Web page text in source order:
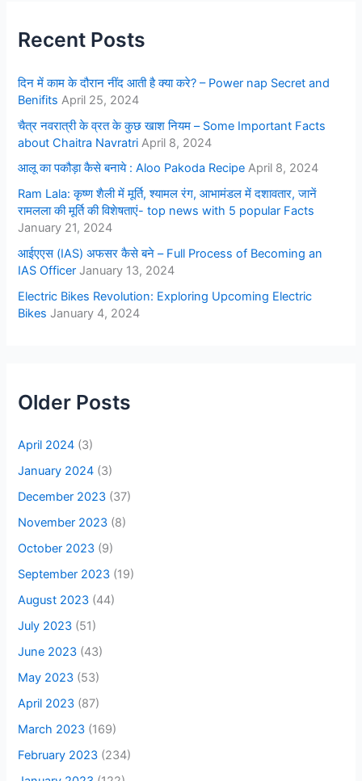
Recent Posts
दिन में काम के दौरान नींद आती है क्या करे? – Power nap Secret and
Benifits April 25, 2024
चैत्र नवरात्री के व्रत के कुछ खाश नियम – Some Important Facts
about Chaitra Navratri April 8, 2024
आलू का पकौड़ा कैसे बनाये : Aloo Pakoda Recipe April 8, 2024
Ram Lala: कृष्ण शैली में मूर्ति, श्यामल रंग, आभामंडल में दशावतार, जानें
रामलला की मूर्ति की विशेषताएं- top news with 5 popular Facts
January 21, 2024
आईएएस (IAS) अफसर कैसे बने – Full Process of Becoming an
IAS Officer January 13, 2024
Electric Bikes Revolution: Exploring Upcoming Electric
Bikes January 4, 2024
Older Posts
April 2024 (3)
January 2024 (3)
December 2023 (37)
November 2023 (8)
October 2023 (9)
September 2023 (19)
August 2023 (44)
July 2023 (51)
June 2023 (43)
May 2023 (53)
April 2023 (87)
March 2023 (169)
February 2023 (234)